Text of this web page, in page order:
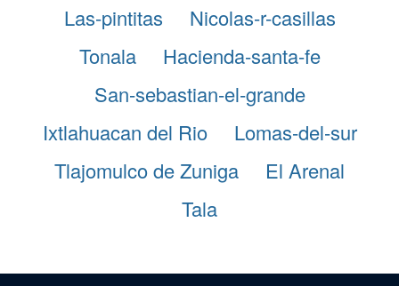
Las-pintitas
Nicolas-r-casillas
Tonala
Hacienda-santa-fe
San-sebastian-el-grande
Ixtlahuacan del Rio
Lomas-del-sur
Tlajomulco de Zuniga
El Arenal
Tala